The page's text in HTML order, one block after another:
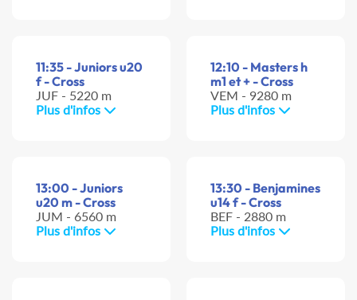
11:35 - Juniors u20
f - Cross
JUF - 5220 m
Plus d'infos
12:10 - Masters h
m1 et + - Cross
VEM - 9280 m
Plus d'infos
13:00 - Juniors
u20 m - Cross
JUM - 6560 m
Plus d'infos
13:30 - Benjamines
u14 f - Cross
BEF - 2880 m
Plus d'infos